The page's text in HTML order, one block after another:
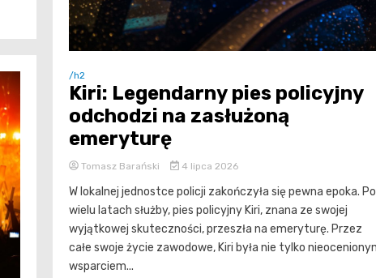
/h2
Kiri: Legendarny pies policyjny
odchodzi na zasłużoną
emeryturę
Tomasz Barański 4 lipca 2026
W lokalnej jednostce policji zakończyła się pewna epoka. Po
wielu latach służby, pies policyjny Kiri, znana ze swojej
wyjątkowej skuteczności, przeszła na emeryturę. Przez
całe swoje życie zawodowe, Kiri była nie tylko
wsparciem...